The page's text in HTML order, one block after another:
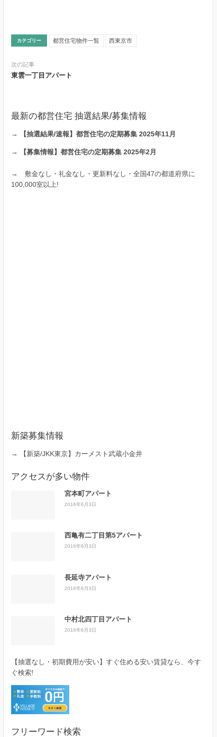
カテゴリー 都営住宅物件一覧 西東京市
次の記事
東雲一丁目アパート
最新の都営住宅 抽選結果/募集情報
→ 【抽選結果/速報】都営住宅の定期募集 2025年11月
→ 【募集情報】都営住宅の定期募集 2025年2月
→ 敷金なし・礼金なし・更新料なし・全国47の都道府県に
100,000室以上!
新築募集情報
→ 【新築/JKK東京】カーメスト武蔵小金井
アクセスが多い物件
宮本町アパート
2016年6月3日
西亀有二丁目第5アパート
2016年6月3日
長延寺アパート
2016年6月3日
中村北四丁目アパート
2016年6月3日
【抽選なし・初期費用が安い】すぐ住める安い賃貸なら、今す
ぐ検索!
フリーワード検索